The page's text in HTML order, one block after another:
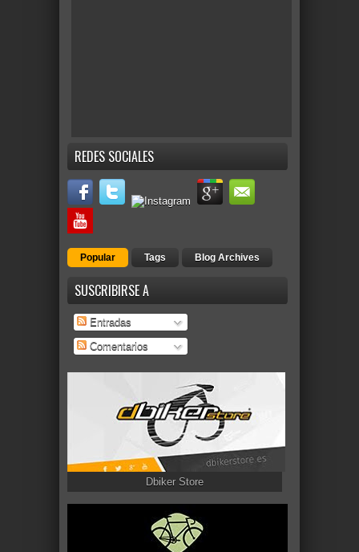
REDES SOCIALES
Popular Tags Blog Archives
SUSCRIBIRSE A
Entradas
Comentarios
Dbiker Store